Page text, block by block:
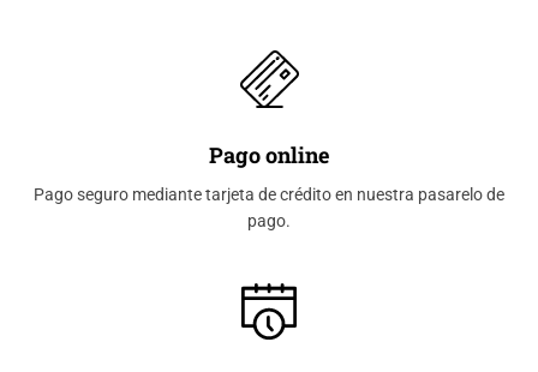
Pago online
Pago seguro mediante tarjeta de crédito en nuestra pasarelo de
pago.